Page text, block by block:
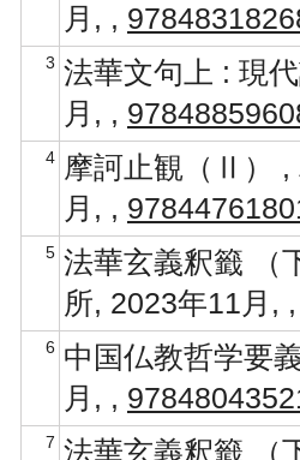
月, ,
3 法華文句上 : 現
月, ,
4 摩訶止観（Ⅱ） ,
月, ,
5 法華玄義釈籤 （
所, 2023年11月,
6 中国仏教哲学要
月, ,
7 法華玄義釈籤 （